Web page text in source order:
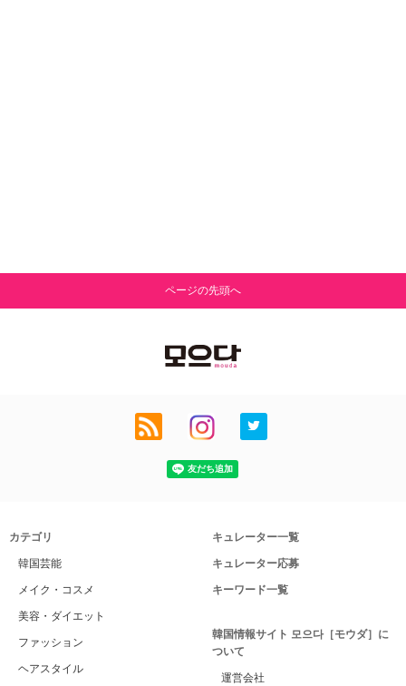
ページの先頭へ
カテゴリ
韓国芸能
メイク・コスメ
美容・ダイエット
ファッション
ヘアスタイル
キュレーター一覧
キュレーター応募
キーワード一覧
韓国情報サイト 모으다［モウダ］に
ついて
運営会社